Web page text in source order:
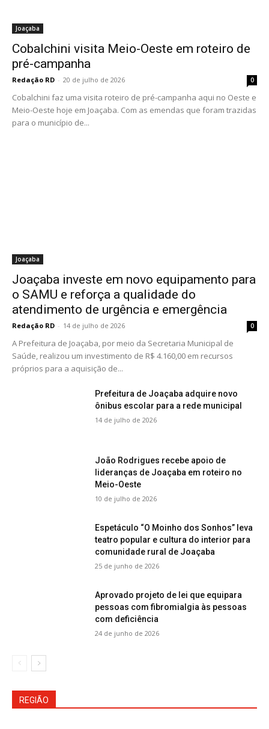
Joaçaba
Cobalchini visita Meio-Oeste em roteiro de
pré-campanha
Redação RD - 20 de julho de 2026 0
Cobalchini faz uma visita roteiro de pré-campanha aqui no Oeste e
Meio-Oeste hoje em Joaçaba. Com as emendas que foram trazidas
para o município de...
Joaçaba
Joaçaba investe em novo equipamento para
o SAMU e reforça a qualidade do
atendimento de urgência e emergência
Redação RD - 14 de julho de 2026 0
A Prefeitura de Joaçaba, por meio da Secretaria Municipal de
Saúde, realizou um investimento de R$ 4.160,00 em recursos
próprios para a aquisição de...
Prefeitura de Joaçaba adquire novo
ônibus escolar para a rede municipal
14 de julho de 2026
João Rodrigues recebe apoio de
lideranças de Joaçaba em roteiro no
Meio-Oeste
10 de julho de 2026
Espetáculo “O Moinho dos Sonhos” leva
teatro popular e cultura do interior para
comunidade rural de Joaçaba
25 de junho de 2026
Aprovado projeto de lei que equipara
pessoas com fibromialgia às pessoas
com deficiência
24 de junho de 2026
REGIÃO